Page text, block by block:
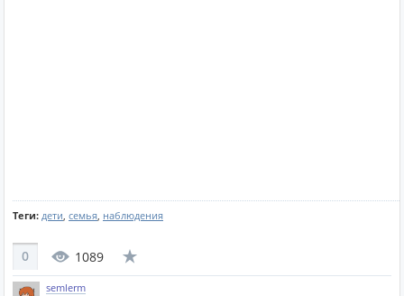
Теги: дети, семья, наблюдения
0 1089
semlerm